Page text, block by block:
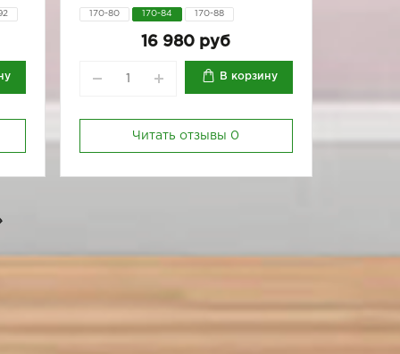
170-80 170-84 170-88
16 980 руб
В корзину
Читать отзывы 0